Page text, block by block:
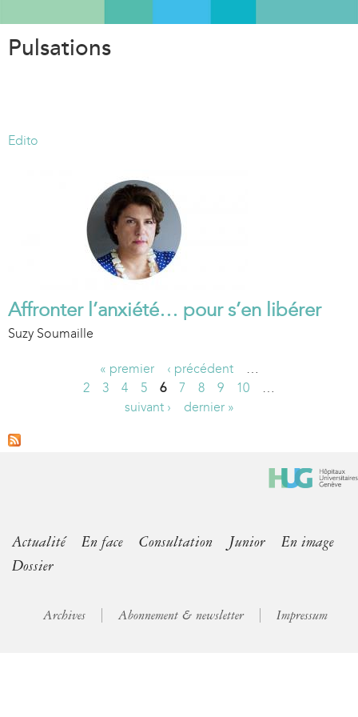
Pulsations
Edito
Affronter l’anxiété… pour s’en libérer
Suzy Soumaille
g
« premier ‹ précédent
…
2
3 4 5 6 7 8 9 10
…
suivant ›
dernier »
Actualité En face Consultation Junior
En image
Dossier
Archives Abonnement & newsletter Impressum